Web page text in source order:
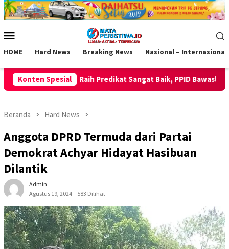
Loncat
ke
Mobile
HOME Hard News Breaking News Nasional – Internasional
Konten Spesial
Sangat Baik, PPID Bawaslu Ciamis Rilis Laporan SKM 2026
Beranda Hard News
Anggota DPRD Termuda dari Partai
Demokrat Achyar Hidayat Hasibuan
Dilantik
Admin
Agustus 19, 2024
583 Dilihat